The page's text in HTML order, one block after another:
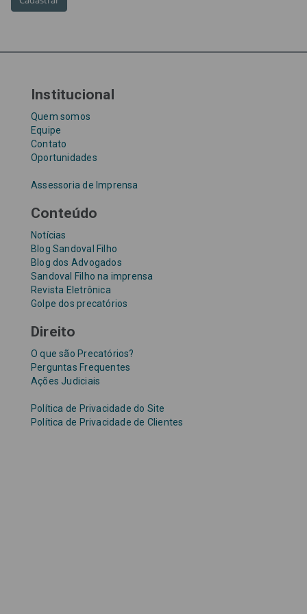
Taxa Referencial
Institucional
Quem somos
Equipe
Contato
Oportunidades
Assessoria de Imprensa
Conteúdo
Notícias
Blog Sandoval Filho
Blog dos Advogados
Sandoval Filho na imprensa
Revista Eletrônica
Golpe dos precatórios
Direito
O que são Precatórios?
Perguntas Frequentes
Ações Judiciais
Política de Privacidade do Site
Política de Privacidade de Clientes